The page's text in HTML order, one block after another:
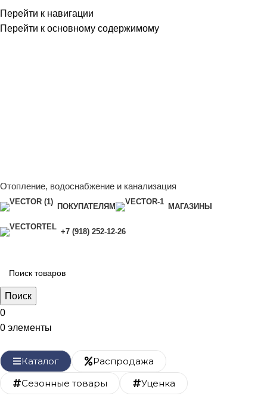
Перейти к навигации
Перейти к основному содержимому
Отопление, водоснабжение и канализация
ПОКУПАТЕЛЯМ МАГАЗИНЫ
+7 (918) 252-12-26
Поиск
0
0 элементы
Каталог
Распродажа
Сезонные товары
Уценка